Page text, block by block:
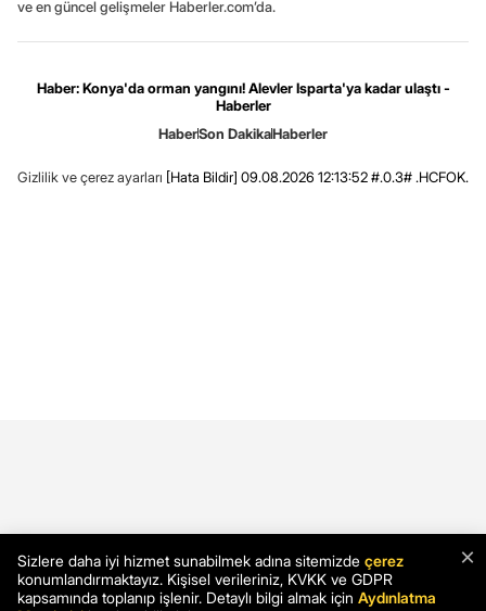
ve en güncel gelişmeler Haberler.com’da.
Haber: Konya'da orman yangını! Alevler Isparta'ya kadar ulaştı -
Haberler
HaberSon DakikaHaberler
Gizlilik ve çerez ayarları [Hata Bildir] 09.08.2026 12:13:52 #.0.3# .HCFOK.
×
Sizlere daha iyi hizmet sunabilmek adına sitemizde çerez
konumlandırmaktayız. Kişisel verileriniz, KVKK ve GDPR
kapsamında toplanıp işlenir. Detaylı bilgi almak için Aydınlatma